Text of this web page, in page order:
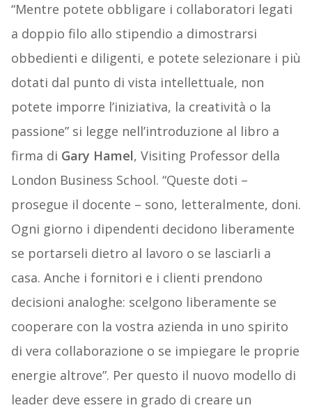
“Mentre potete obbligare i collaboratori legati
a doppio filo allo stipendio a dimostrarsi
obbedienti e diligenti, e potete selezionare i più
dotati dal punto di vista intellettuale, non
potete imporre l’iniziativa, la creatività o la
passione” si legge nell’introduzione al libro a
firma di Gary Hamel, Visiting Professor della
London Business School. “Queste doti –
prosegue il docente – sono, letteralmente, doni.
Ogni giorno i dipendenti decidono liberamente
se portarseli dietro al lavoro o se lasciarli a
casa. Anche i fornitori e i clienti prendono
decisioni analoghe: scelgono liberamente se
cooperare con la vostra azienda in uno spirito
di vera collaborazione o se impiegare le proprie
energie altrove”. Per questo il nuovo modello di
leader deve essere in grado di creare un